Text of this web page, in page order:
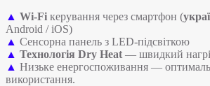
▲ Wi-Fi керування через смартфон (
Android / iOS)
▲ Сенсорна панель з LED-підсвіткою
▲ Технологія Dry Heat — швидкий
▲ Низьке енергоспоживання —
використання.